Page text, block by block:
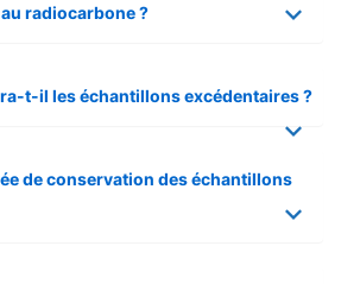
radiocarbone ?
t-il les échantillons excédentaires ?
de conservation des échantillons